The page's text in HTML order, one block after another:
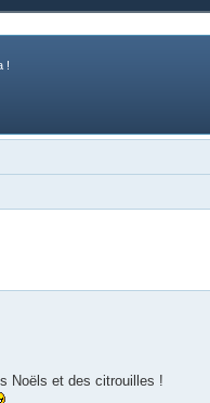
!
Noëls et des citrouilles !